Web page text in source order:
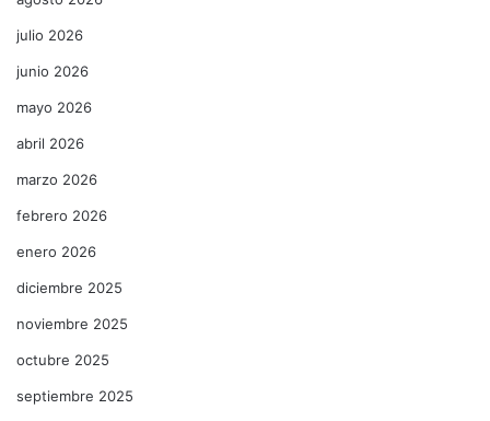
julio 2026
junio 2026
mayo 2026
abril 2026
marzo 2026
febrero 2026
enero 2026
diciembre 2025
noviembre 2025
octubre 2025
septiembre 2025